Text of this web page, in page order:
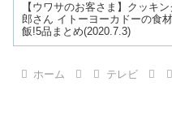
【ウワサのお客さま】クッキ
郎さん イトーヨーカドーの食
飯!5品まとめ(2020.7.3)
ホーム テレビ